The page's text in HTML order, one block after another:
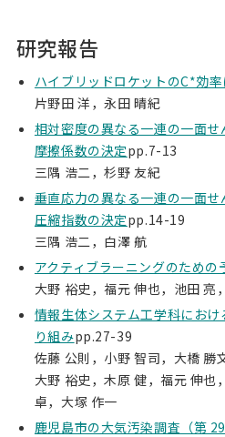
研究報告
ハイブリッドロケットのC*効率
片野田 洋，永田 晴紀
相対密度の異なる一連の一面
摩擦係数の決定pp.7-13
三隅 浩二，杉野 友紀
垂直応力の異なる一連の一面
圧縮指数の決定pp.14-19
三隅 浩二，白澤 航
アクティブラーニングのための
大野 裕史，福元 伸也，池田 亮
情報生体システム工学科にお
り組みpp.27-39
佐藤 公則，小野 智司，大橋 勝
大野 裕史，木原 健，福元 伸也
卓，大塚 作一
鹿児島市の大気汚染調査（第